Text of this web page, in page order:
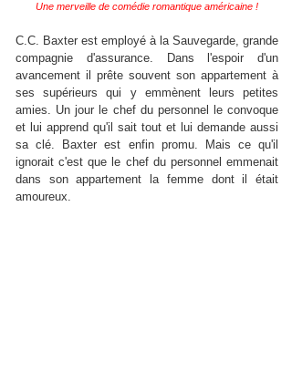
Une merveille de comédie romantique américaine !
C.C. Baxter est employé à la Sauvegarde, grande
compagnie d'assurance. Dans l'espoir d'un
avancement il prête souvent son appartement à
ses supérieurs qui y emmènent leurs petites
amies. Un jour le chef du personnel le convoque
et lui apprend qu'il sait tout et lui demande aussi
sa clé. Baxter est enfin promu. Mais ce qu'il
ignorait c'est que le chef du personnel emmenait
dans son appartement la femme dont il était
amoureux.